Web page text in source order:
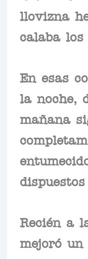
llovizna
calaba los
En esas
la noche,
mañana
dispuestos
Recién a
mejoró un